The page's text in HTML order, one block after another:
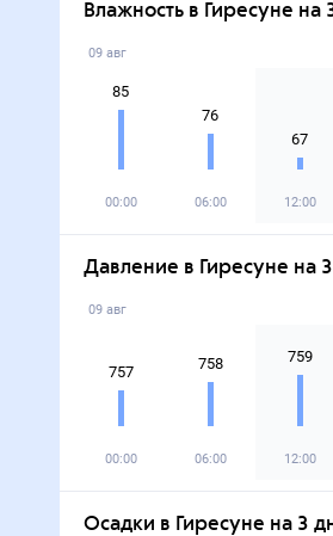
Влажность в Гиресуне на
09 авг
85
00:00
76
06:00
67
12:00
Давление в Гиресуне на
09 авг
757
00:00
758
06:00
759
12:00
Осадки в Гиресуне на 3